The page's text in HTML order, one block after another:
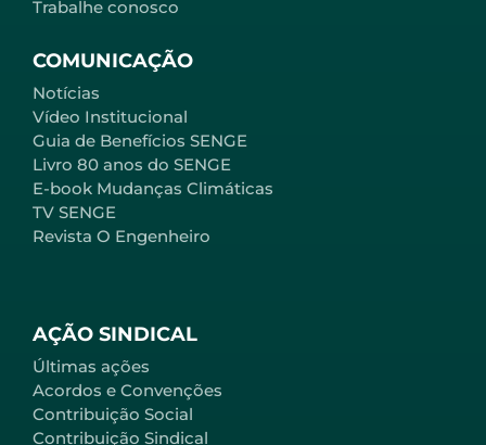
AÇÃO SINDICAL
Últimas ações
Acordos e Convenções
Contribuição Social
Contribuição Sindical
Trabalhe conosco
COMUNICAÇÃO
Notícias
Vídeo Institucional
Guia de Benefícios SENGE
Livro 80 anos do SENGE
E-book Mudanças Climáticas
TV SENGE
Revista O Engenheiro